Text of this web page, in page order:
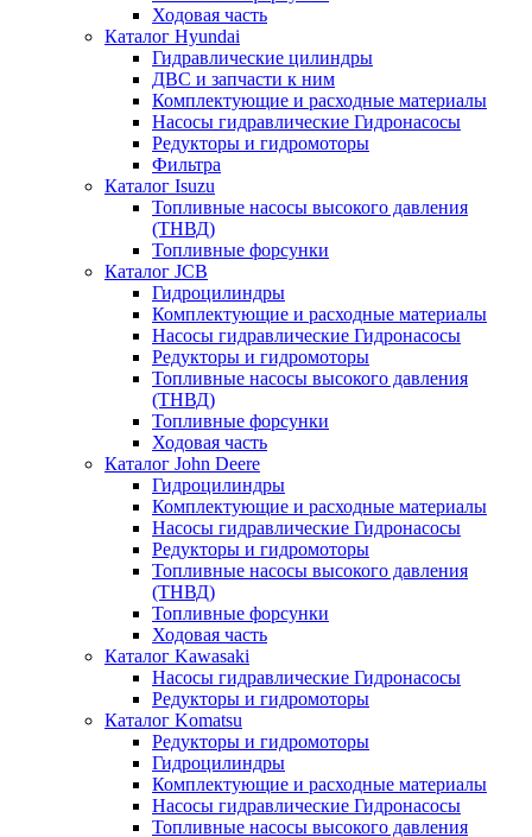
Ходовая часть
Каталог Hyundai
Гидравлические цилиндры
ДВС и запчасти к ним
Комплектующие и расходные материалы
Насосы гидравлические Гидронасосы
Редукторы и гидромоторы
Фильтра
Каталог Isuzu
Топливные насосы высокого давления
(ТНВД)
Топливные форсунки
Каталог JCB
Гидроцилиндры
Комплектующие и расходные материалы
Насосы гидравлические Гидронасосы
Редукторы и гидромоторы
Топливные насосы высокого давления
(ТНВД)
Топливные форсунки
Ходовая часть
Каталог John Deere
Гидроцилиндры
Комплектующие и расходные материалы
Насосы гидравлические Гидронасосы
Редукторы и гидромоторы
Топливные насосы высокого давления
(ТНВД)
Топливные форсунки
Ходовая часть
Каталог Kawasaki
Насосы гидравлические Гидронасосы
Редукторы и гидромоторы
Каталог Komatsu
Редукторы и гидромоторы
Гидроцилиндры
Комплектующие и расходные материалы
Насосы гидравлические Гидронасосы
Топливные насосы высокого давления